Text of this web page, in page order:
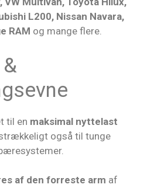
L200, Nissan Navara,
RAM og mange flere.
til en maksimal nyttelast
også til tunge
af den forreste arm af